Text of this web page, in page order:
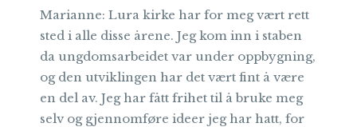
Marianne: Lura kirke har for meg vært rett
sted i alle disse årene. Jeg kom inn i staben
da ungdomsarbeidet var under oppbygning,
og den utviklingen har det vært fint å være
en del av. Jeg har fått frihet til å bruke meg
selv og gjennomføre ideer jeg har hatt, for